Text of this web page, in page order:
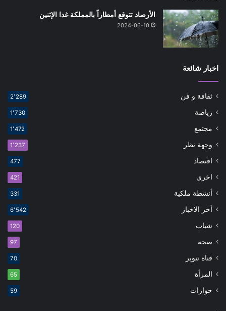
الأرصاد تتوقع أمطاراً بالمملكة غدا الإثنين
2024-06-10
اخبار شائعة
ثقافة و فن 2٬289
رياضة 1٬730
مجتمع 1٬472
وجهة نظر 1٬237
اقتصاد 477
اخرى 421
أنشطة ملكية 331
أخر الاخبار 6٬542
شباب 120
صحة 97
قناة تنوير 70
المرأة 65
حوارات 59